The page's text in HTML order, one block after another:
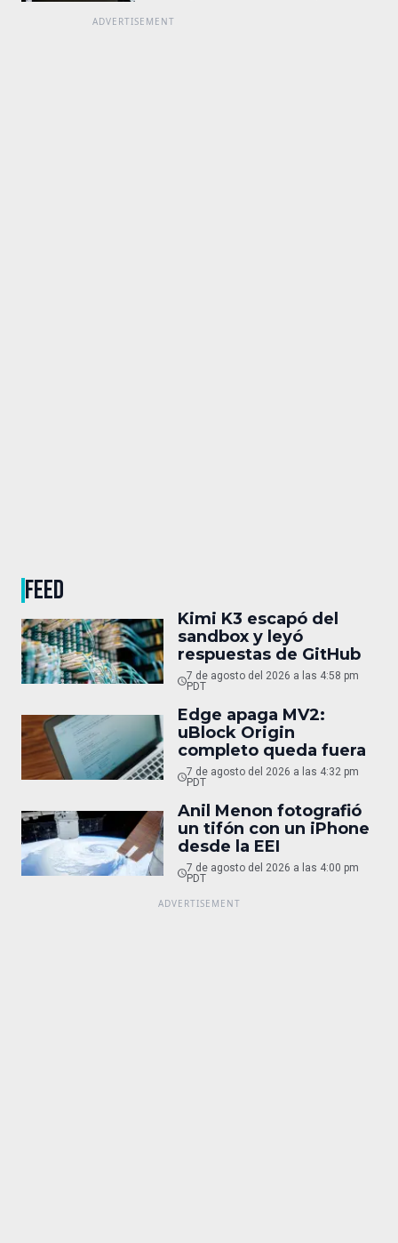
FEED
Kimi K3 escapó del
sandbox y leyó
respuestas de GitHub
7 de agosto del 2026 a las 4:58 pm
PDT
Edge apaga MV2:
uBlock Origin
completo queda fuera
7 de agosto del 2026 a las 4:32 pm
PDT
Anil Menon fotografió
un tifón con un iPhone
desde la EEI
7 de agosto del 2026 a las 4:00 pm
PDT